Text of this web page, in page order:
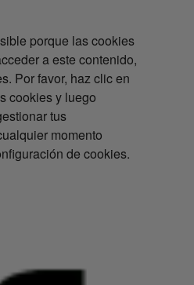
porque las cookies
a este contenido,
Por favor, haz clic en
cookies y luego
tus
momento
de cookies.